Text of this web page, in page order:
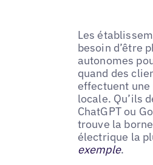
Les
besoin d’être
autonomes
quand des
effectuent
locale. Qu’ils
ChatGPT ou
trouve la
électrique la
exemple.